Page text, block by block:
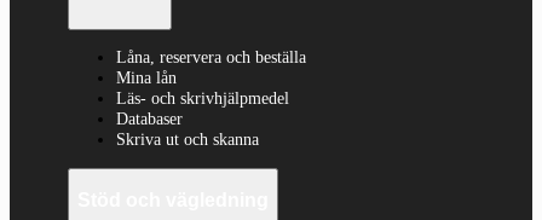
Låna, reservera och beställa
Mina lån
Läs- och skrivhjälpmedel
Databaser
Skriva ut och skanna